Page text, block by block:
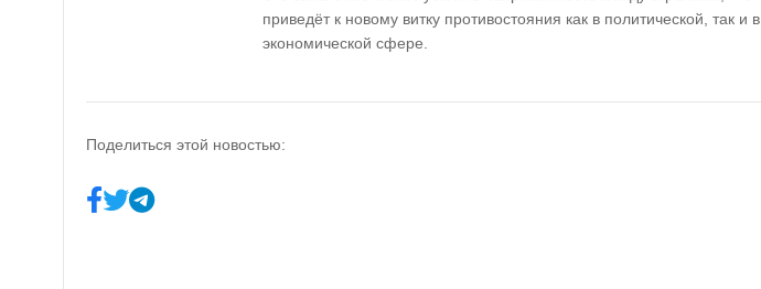
приведёт к новому витку противостояния как в политической, так и в
экономической сфере.
Поделиться этой новостью: